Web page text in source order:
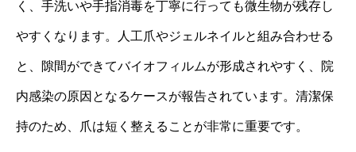
く、手洗いや手指消毒を丁寧に行っても微生物が残存し
やすくなります。人工爪やジェルネイルと組み合わせる
と、隙間ができてバイオフィルムが形成されやすく、院
内感染の原因となるケースが報告されています。清潔保
持のため、爪は短く整えることが非常に重要です。